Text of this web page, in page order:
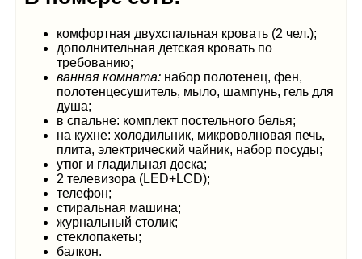
комфортная двухспальная кровать (2 чел.);
дополнительная детская кровать по
требованию;
ванная комната: набор полотенец, фен,
полотенцесушитель, мыло, шампунь, гель для
душа;
в спальне: комплект постельного белья;
на кухне: холодильник, микроволновая печь,
плита, электрический чайник, набор посуды;
утюг и гладильная доска;
2 телевизора (LED+LCD);
телефон;
стиральная машина;
журнальный столик;
стеклопакеты;
балкон.